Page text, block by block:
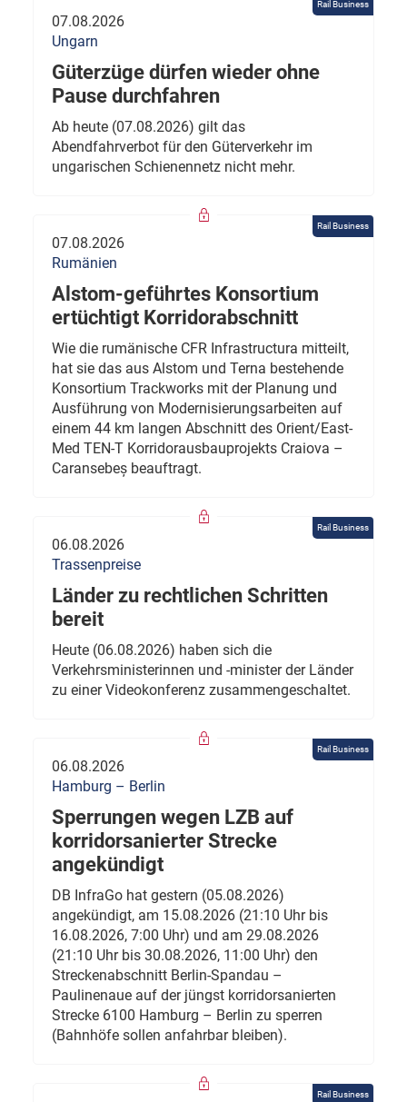
Rail Business
07.08.2026
Ungarn
Güterzüge dürfen wieder ohne
Pause durchfahren
Ab heute (07.08.2026) gilt das
Abendfahrverbot für den Güterverkehr im
ungarischen Schienennetz nicht mehr.
Rail Business
07.08.2026
Rumänien
Alstom-geführtes Konsortium
ertüchtigt Korridorabschnitt
Wie die rumänische CFR Infrastructura mitteilt,
hat sie das aus Alstom und Terna bestehende
Konsortium Trackworks mit der Planung und
Ausführung von Modernisierungsarbeiten auf
einem 44 km langen Abschnitt des Orient/East-
Med TEN-T Korridorausbauprojekts Craiova –
Caransebeș beauftragt.
Rail Business
06.08.2026
Trassenpreise
Länder zu rechtlichen Schritten
bereit
Heute (06.08.2026) haben sich die
Verkehrsministerinnen und -minister der Länder
zu einer Videokonferenz zusammengeschaltet.
Rail Business
06.08.2026
Hamburg – Berlin
Sperrungen wegen LZB auf
korridorsanierter Strecke
angekündigt
DB InfraGo hat gestern (05.08.2026)
angekündigt, am 15.08.2026 (21:10 Uhr bis
16.08.2026, 7:00 Uhr) und am 29.08.2026
(21:10 Uhr bis 30.08.2026, 11:00 Uhr) den
Streckenabschnitt Berlin-Spandau –
Paulinenaue auf der jüngst korridorsanierten
Strecke 6100 Hamburg – Berlin zu sperren
(Bahnhöfe sollen anfahrbar bleiben).
Rail Business